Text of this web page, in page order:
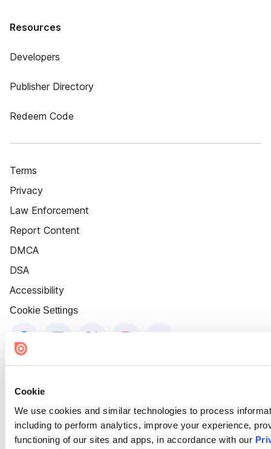
Cookie
We use cookies and similar technologies to process
including to perform analytics, improve your experience,
functioning of our sites and apps, in accordance with our
Resources
Developers
Publisher Directory
Redeem Code
Terms
Privacy
Law Enforcement
Report Content
DMCA
DSA
Accessibility
Cookie Settings